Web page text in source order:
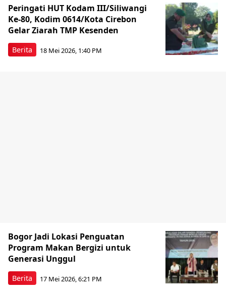
Berita
Peringati HUT Kodam III/Siliwangi
Ke-80, Kodim 0614/Kota Cirebon
Gelar Ziarah TMP Kesenden
18 Mei 2026, 1:40 PM
Berita
Bogor Jadi Lokasi Penguatan
Program Makan Bergizi untuk
Generasi Unggul
17 Mei 2026, 6:21 PM